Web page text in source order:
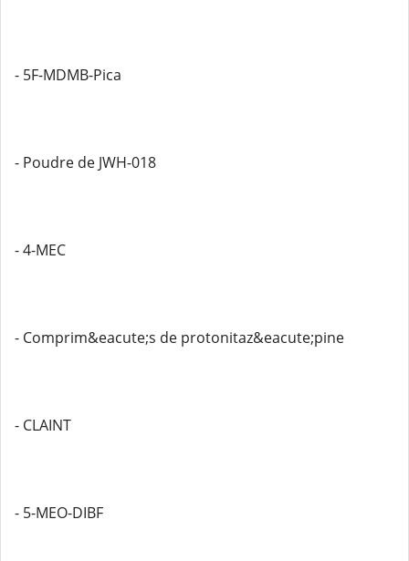
- 5F-MDMB-Pica
- Poudre de JWH-018
- 4-MEC
- Comprim&eacute;s de protonitaz&eacute;pine
- CLAINT
- 5-MEO-DIBF